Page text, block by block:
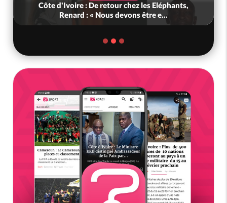
Côte d'Ivoire : De retour chez les Eléphants,
Renard : « Nous devons être e...